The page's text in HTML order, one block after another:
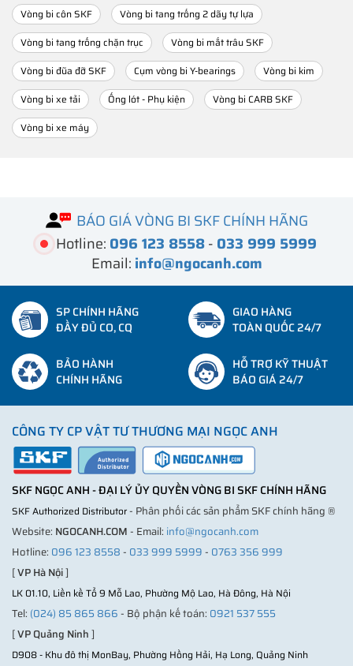
Vòng bi côn SKF
Vòng bi tang trống 2 dãy tự lựa
Vòng bi tang trống chặn trục
Vòng bi mắt trâu SKF
Vòng bi đũa đỡ SKF
Cụm vòng bi Y-bearings
Vòng bi kim
Vòng bi xe tải
Ống lót - Phụ kiện
Vòng bi CARB SKF
Vòng bi xe máy
BÁO GIÁ VÒNG BI SKF CHÍNH HÃNG
Hotline: 096 123 8558- 033 999 5999
Email: info@ngocanh.com
SP CHÍNH HÃNG
ĐẦY ĐỦ CO, CQ
GIAO HÀNG
TOÀN QUỐC 24/7
BẢO HÀNH
CHÍNH HÃNG
HỖ TRỢ KỸ THUẬT
BÁO GIÁ 24/7
CÔNG TY CP VẬT TƯ THƯƠNG MẠI NGỌC ANH
SKF NGỌC ANH - ĐẠI LÝ ỦY QUYỀN VÒNG BI SKF CHÍNH HÃNG
SKF Authorized Distributor- Phân phối các sản phẩm SKF chính hãng ®
Website: NGOCANH.COM- Email: info@ngocanh.com
Hotline: 096 123 8558- 033 999 5999- 0763 356 999
[VP Hà Nội]
LK 01.10, Liền kề Tổ 9 Mỗ Lao, Phường Mộ Lao, Hà Đông, Hà Nội
Tel: (024) 85 865 866- Bộ phận kế toán: 0921 537 555
[VP Quảng Ninh]
D908 - Khu đô thị MonBay, Phường Hồng Hải, Hạ Long, Quảng Ninh